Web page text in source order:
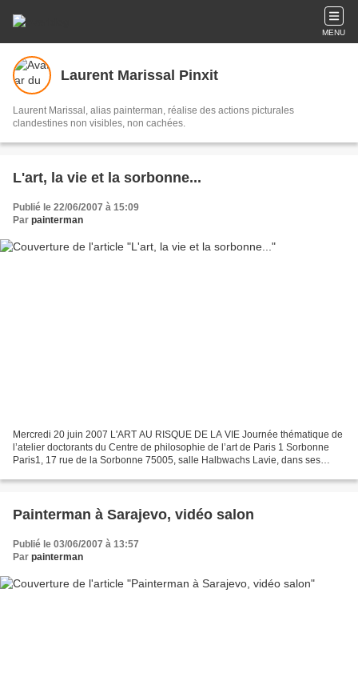
MENU
Laurent Marissal Pinxit
Laurent Marissal, alias painterman, réalise des actions picturales
clandestines non visibles, non cachées.
L'art, la vie et la sorbonne...
Publié le 22/06/2007 à 15:09
Par painterman
Mercredi 20 juin 2007 L'ART AU RISQUE DE LA VIE Journée thématique de
l’atelier doctorants du Centre de philosophie de l’art de Paris 1 Sorbonne
Paris1, 17 rue de la Sorbonne 75005, salle Halbwachs Lavie, dans ses
Painterman à Sarajevo, vidéo salon
Publié le 03/06/2007 à 13:57
Par painterman